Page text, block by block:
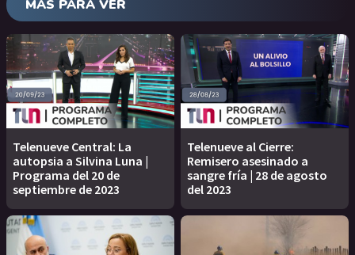
MÁS PARA VER
Telenueve Central: La
autopsia a Silvina Luna |
Programa del 20 de
septiembre de 2023
Telenueve al Cierre:
Remisero asesinado a
sangre fría | 28 de agosto
del 2023